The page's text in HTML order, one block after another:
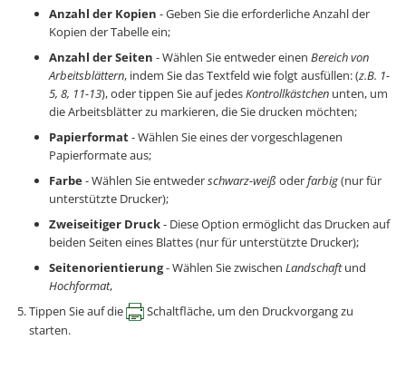
Anzahl der Kopien - Geben Sie die erforderliche Anzahl der
Kopien der Tabelle ein;
Anzahl der Seiten - Wählen Sie entweder einen Bereich von
Arbeitsblättern, indem Sie das Textfeld wie folgt ausfüllen: (z.B. 1-
5, 8, 11-13), oder tippen Sie auf jedesKontrollkästchen unten, um
die Arbeitsblätter zu markieren, die Sie drucken möchten;
Papierformat- Wählen Sie eines der vorgeschlagenen
Papierformate aus;
Farbe- Wählen Sie entwederschwarz-weiß oderfarbig(nur für
unterstützte Drucker);
Zweiseitiger Druck- Diese Option ermöglicht das Drucken auf
beiden Seiten eines Blattes (nur für unterstützte Drucker);
Seitenorientierung- Wählen Sie zwischen Landschaftund
Hochformat,
Tippen Sie auf die
Schaltfläche, um den Druckvorgang zu
starten.